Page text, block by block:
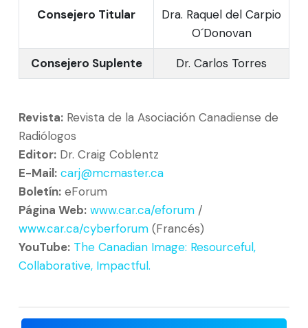
Consejero Titular
Dra. Raquel del Carpio
O´Donovan
Consejero Suplente
Dr. Carlos Torres
Revista: Revista de la Asociación Canadiense de
Radiólogos
Editor: Dr. Craig Coblentz
E-Mail: carj@mcmaster.ca
Boletín: eForum
Página Web: www.car.ca/eforum /
www.car.ca/cyberforum (Francés)
YouTube: The Canadian Image: Resourceful,
Collaborative, Impactful.